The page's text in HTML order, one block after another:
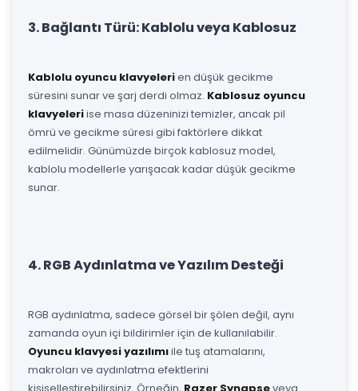
3. Bağlantı Türü: Kablolu veya Kablosuz
Kablolu oyuncu klavyelerien düşük gecikme
süresini sunar ve şarj derdi olmaz. Kablosuz oyuncu
klavyeleriise masa düzeninizi temizler, ancak pil
ömrü ve gecikme süresi gibi faktörlere dikkat
edilmelidir. Günümüzde birçok kablosuz model,
kablolu modellerle yarışacak kadar düşük gecikme
sunar.
4. RGB Aydınlatma ve Yazılım Desteği
RGB aydınlatma, sadece görsel bir şölen değil, aynı
zamanda oyun içi bildirimler için de kullanılabilir.
Oyuncu klavyesi yazılımıile tuş atamalarını,
makroları ve aydınlatma efektlerini
kişiselleştirebilirsiniz. Örneğin, Razer Synapseveya